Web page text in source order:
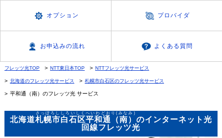
オプション プロバイダ
お申込みの流れ よくある質問
フレッツ光TOP NTT東日本TOP NTTフレッツ光サービス
北海道のフレッツ光サービス 札幌市白石区のフレッツ光サービス
平和通（南）のフレッツ光 サービス
北海道札幌市白石区平和通（南）
さっぽろししろいしくへいわどおり(みなみ)
のインターネット光
回線フレッツ光